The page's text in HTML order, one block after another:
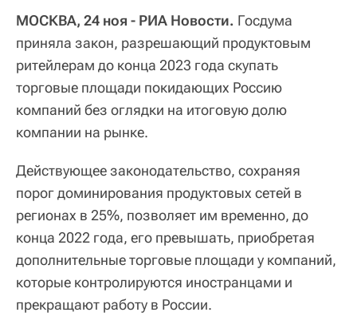
МОСКВА, 24 ноя - РИА Новости. Госдума
приняла закон, разрешающий продуктовым
ритейлерам до конца 2023 года скупать
торговые площади покидающих Россию
компаний без оглядки на итоговую долю
компании на рынке.
Действующее законодательство, сохраняя
порог доминирования продуктовых сетей в
регионах в 25%, позволяет им временно, до
конца 2022 года, его превышать, приобретая
дополнительные торговые площади у компаний,
которые контролируются иностранцами и
прекращают работу в России.